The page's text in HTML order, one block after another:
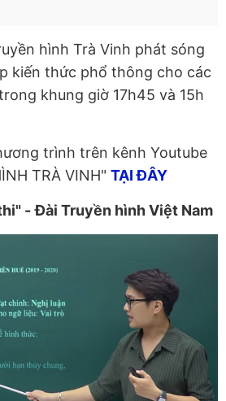
hình Trà Vinh phát sóng
kiến thức phổ thông cho các
khung giờ 17h45 và 15h
trình trên kênh Youtube
TRÀ VINH" TẠI ĐÂY
- Đài Truyền hình Việt Nam